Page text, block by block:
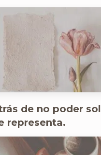
de no poder
representa.